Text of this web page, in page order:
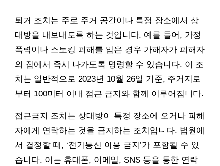
퇴거 조치는 주로 주거 공간이나 특정 장소에서 상
대방을 내보내도록 하는 것입니다. 예를 들어, 가정
폭력이나 스토킹 피해를 입은 경우 가해자가 피해자
의 집에서 즉시 나가도록 명령할 수 있습니다. 이 조
치는 일반적으로 2023년 10월 26일 기준, 주거지로
부터 100미터 이내 접근 금지와 함께 이루어집니다.
접근금지 조치는 상대방이 특정 장소에 오거나 피해
자에게 연락하는 것을 금지하는 조치입니다. 법원에
서 결정할 때, ‘전기통신 이용 금지’가 포함될 수 있
습니다. 이는 휴대폰, 이메일, SNS 등을 통한 연락